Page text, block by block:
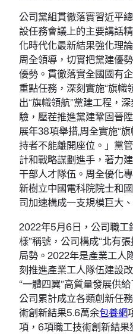
公司黨組貫徹落實習近平
設任務會議上的主要講話
化時代化最新結果強化理
周全領導，切實把黨建優
優勢。貫徹落實全國國有
重點任務，深刻實施“旗幟
出“旗幟領航”黨建工程，
驗，壓茬推進黨建鞏固晉
展年38項舉措,周全實施“
持者不能離開座位。」黨
計和戰略謀劃進手，著力
干部人才隊伍。周全優化
新樹立中國電科院院士和
司加速構成一支規模巨大
2022年5月6日，公司職工
樣”稱號，公司構成“北有
局勢。2022年是產業工人
刻推進產業工人隊伍建設
“一體四翼”高質量發展供
公司累計成立各類創新任
術創新結果5.6萬余包養網
項，6項職工技術創新結果